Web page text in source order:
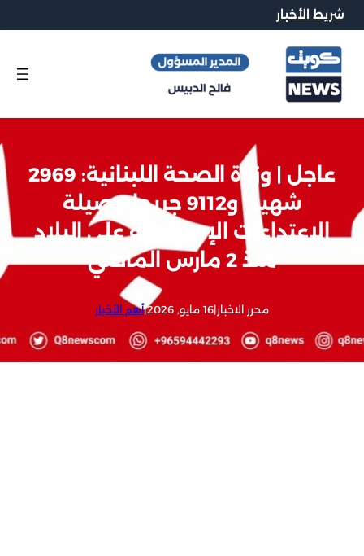
شريط الأخبار
عاجل | وزارة الصحة اللبنانية: 2969
شهيدا و9112 جريحا حصيلة
الاعتداءات الإسرائيلية على البلاد
منذ 2 مارس الماضي
محرر الاخبار|16 مايو, 2026 |أهم الأخبار